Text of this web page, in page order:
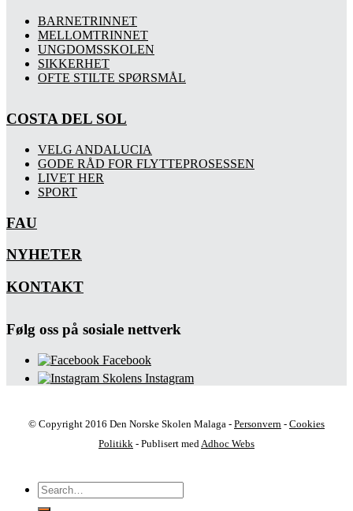
BARNETRINNET
MELLOMTRINNET
UNGDOMSSKOLEN
SIKKERHET
OFTE STILTE SPØRSMÅL
COSTA DEL SOL
VELG ANDALUCIA
GODE RÅD FOR FLYTTEPROSESSEN
LIVET HER
SPORT
FAU
NYHETER
KONTAKT
Følg oss på sosiale nettverk
Facebook
Skolens Instagram
© Copyright 2016 Den Norske Skolen Malaga - Personvern - Cookies
Politikk - Publisert med Adhoc Webs